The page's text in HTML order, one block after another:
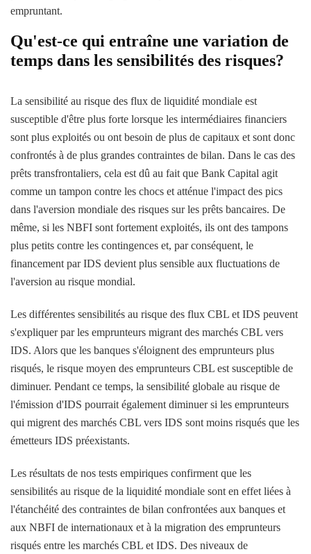
empruntant.
Qu'est-ce qui entraîne une variation de
temps dans les sensibilités des risques?
La sensibilité au risque des flux de liquidité mondiale est
susceptible d'être plus forte lorsque les intermédiaires financiers
sont plus exploités ou ont besoin de plus de capitaux et sont donc
confrontés à de plus grandes contraintes de bilan. Dans le cas des
prêts transfrontaliers, cela est dû au fait que Bank Capital agit
comme un tampon contre les chocs et atténue l'impact des pics
dans l'aversion mondiale des risques sur les prêts bancaires. De
même, si les NBFI sont fortement exploités, ils ont des tampons
plus petits contre les contingences et, par conséquent, le
financement par IDS devient plus sensible aux fluctuations de
l'aversion au risque mondial.
Les différentes sensibilités au risque des flux CBL et IDS peuvent
s'expliquer par les emprunteurs migrant des marchés CBL vers
IDS. Alors que les banques s'éloignent des emprunteurs plus
risqués, le risque moyen des emprunteurs CBL est susceptible de
diminuer. Pendant ce temps, la sensibilité globale au risque de
l'émission d'IDS pourrait également diminuer si les emprunteurs
qui migrent des marchés CBL vers IDS sont moins risqués que les
émetteurs IDS préexistants.
Les résultats de nos tests empiriques confirment que les
sensibilités au risque de la liquidité mondiale sont en effet liées à
l'étanchéité des contraintes de bilan confrontées aux banques et
aux NBFI de internationaux et à la migration des emprunteurs
risqués entre les marchés CBL et IDS. Des niveaux de